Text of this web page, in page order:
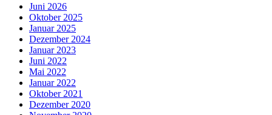
Juni 2026
Oktober 2025
Januar 2025
Dezember 2024
Januar 2023
Juni 2022
Mai 2022
Januar 2022
Oktober 2021
Dezember 2020